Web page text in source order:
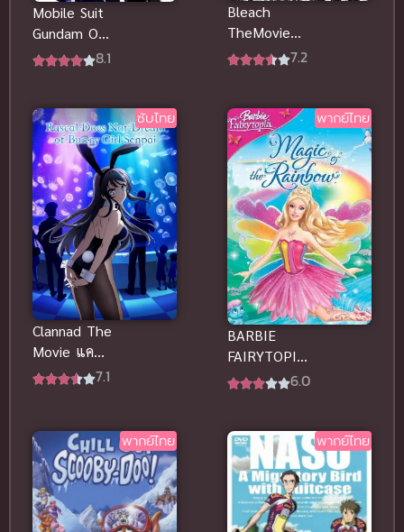
Mobile Suit
Gundam OO
โมบิลสูท กัน8.1
Bleach
TheMovie
บลีช เทพ
หนึ่งตัวตนของ
เฮียวรินมารุ
พากย์ไทย
7.2
ซับไทย
Clannad The
Movie แค
ลนาด เดอะ7.1
พากย์ไทย
BARBIE
FAIRYTOPIA
MAGIC OF
(2007)
นางฟ้าบาร์บี้
กับเวทมนตร์
แห่งสายรุ้ง
พากย์ไทย
6.0
พากย์ไทย พากย์ไทย